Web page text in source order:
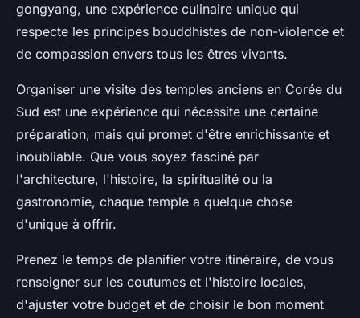
gongyang, une expérience culinaire unique qui
respecte les principes bouddhistes de non-violence et
de compassion envers tous les êtres vivants.
Organiser une visite des temples anciens en Corée du
Sud est une expérience qui nécessite une certaine
préparation, mais qui promet d'être enrichissante et
inoubliable. Que vous soyez fasciné par
l'architecture, l'histoire, la spiritualité ou la
gastronomie, chaque temple a quelque chose
d'unique à offrir.
Prenez le temps de planifier votre itinéraire, de vous
renseigner sur les coutumes et l'histoire locales,
d'ajuster votre budget et de choisir le bon moment